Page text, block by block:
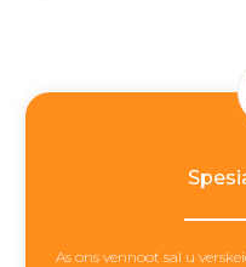
As ons vennoot sal u